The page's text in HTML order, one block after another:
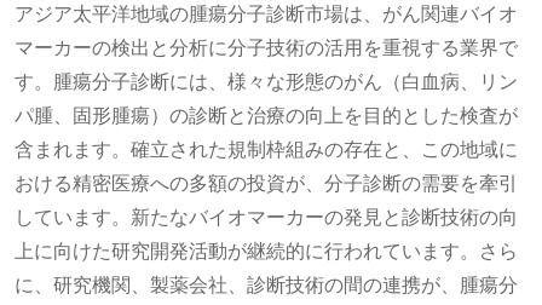
アジア太平洋地域の腫瘍分子診断市場は、がん関連バイオ
マーカーの検出と分析に分子技術の活用を重視する業界で
す。腫瘍分子診断には、様々な形態のがん（白血病、リン
パ腫、固形腫瘍）の診断と治療の向上を目的とした検査が
含まれます。確立された規制枠組みの存在と、この地域に
おける精密医療への多額の投資が、分子診断の需要を牽引
しています。新たなバイオマーカーの発見と診断技術の向
上に向けた研究開発活動が継続的に行われています。さら
に、研究機関、製薬会社、診断技術の間の連携が、腫瘍分